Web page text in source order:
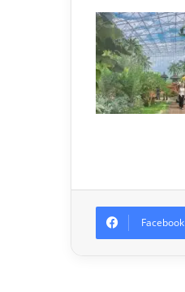
Facebook